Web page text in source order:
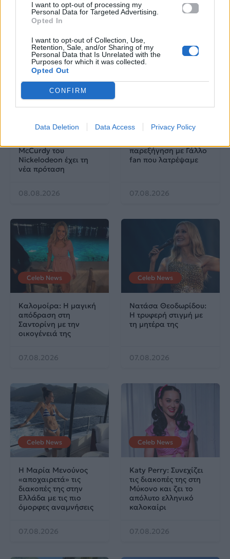
I want to opt-out of processing my
Personal Data for Targeted Advertising.
Opted In
I want to opt-out of Collection, Use,
Retention, Sale, and/or Sharing of my
Personal Data that Is Unrelated with the
Purposes for which it was collected.
Opted Out
CONFIRM
Data Deletion Data Access Privacy Policy
Δες επίσης
Αν ψάχνεις το επόμενο
McCurdy του
Nickelodeon έχει τη
νέα πρόταση
08.08.2026
Το πιο cute βίντεο της
παρεξήγηση με Γάλλο
fan που λατρέψαμε
07.08.2026
Celeb News
Καλομοίρα: Η μαγική
απόδραση στη
Σαντορίνη με την
οικογένειά της
07.08.2026
Celeb News
Νατάσα Θεοδωρίδου:
Η τρυφερή στιγμή με
τη μητέρα της
07.08.2026
Celeb News
Η Μαρία Μενούνος
«αποχαιρετά» τις
διακοπές της στην
Ελλάδα με τις πιο
όμορφες αναμνήσεις
07.08.2026
Celeb News
Katy Perry: Συνεχίζει
τις διακοπές της στη
Μύκονο και ζει το
απόλυτο ελληνικό
καλοκαίρι
07.08.2026